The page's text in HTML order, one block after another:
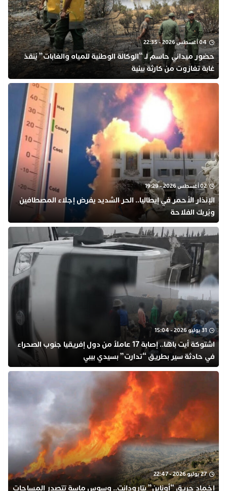
04 أغسطس 2026 - 22:35
​حضور ميداني حاسم لـ “الوكالة الوطنية للمياه والغابات” يُنقذ
غابة تغازوت من كارثة بيئية
02 أغسطس 2026 - 19:29
​الإنذار الأحمر في إيطاليا.. الحر الشديد يفرض إجلاء المصطافين
ويُربك الفلاحة
31 يوليو 2026 - 15:04
اشتوكة أيت باها.. إصابة 17 عاملاً من دول إفريقيا جنوب الصحراء
في حادثة سير بطريق “تدارت” بسيدي بيبي
27 يوليو 2026 - 22:47
​إخماد حريق “أوناين” بتارودانت.. وسوس ماسة تتصدر المساحات